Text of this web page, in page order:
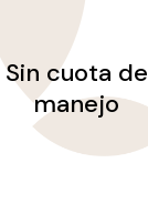
Sin cuota de
manejo